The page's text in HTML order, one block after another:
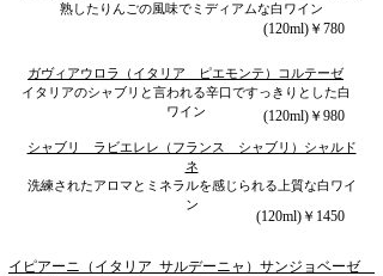
熟したりんごの風味でミディアムな白ワイン
(120ml)￥780
ガヴィアウロラ（イタリア ピエモンテ）コルテーゼ
イタリアのシャブリと言われる辛口ですっきりとした白
ワイン
(120ml)￥980
シャブリ ラビエレレ（フランス シャブリ）シャルド
ネ
洗練されたアロマとミネラルを感じられる上質な白ワイ
ン
(120ml)￥1450
イピアーニ（イ タリ ア サルデーニャ）サンジョベーゼ